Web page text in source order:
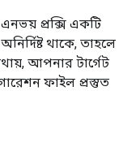
প্রক্সি একটি
থাকে, তাহলে
আপনার টার্গেট
ফাইল প্রস্তুত